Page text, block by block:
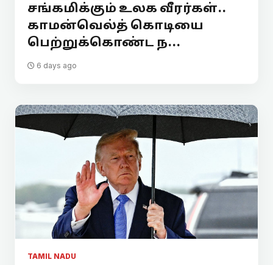
சங்கமிக்கும் உலக வீரர்கள்..
காமன்வெல்த் கொடியை
பெற்றுக்கொண்ட ந...
6 days ago
TAMIL NADU